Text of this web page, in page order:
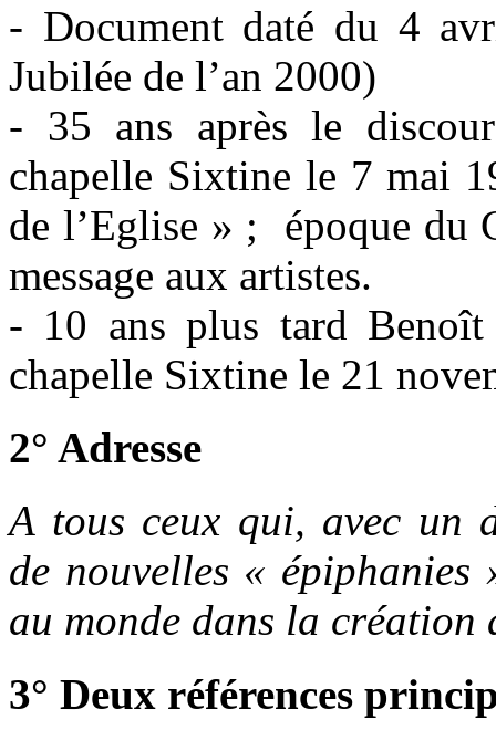
- Document daté du 4
Jubilée de l’an 2000)
- 35 ans après le
chapelle Sixtine le 7 mai
de l’Eglise » ; époque du
message aux artistes.
- 10 ans plus tard
chapelle Sixtine le 21
2° Adresse
A tous ceux qui, avec un
de nouvelles «
au monde dans la création
3° Deux références